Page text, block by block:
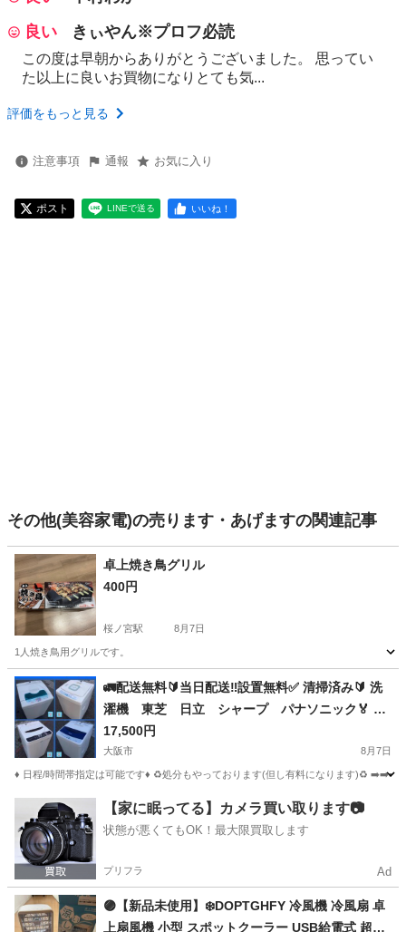
良い
きぃやん※プロフ必読
この度は早朝からありがとうございました。 思ってい
た以上に良いお買物になりとても気...
評価をもっと見る
注意事項 通報 お気に入り
ポスト LINEで送る いいね！
その他(美容家電)の売ります・あげますの関連記事
卓上焼き鳥グリル
400円
桜ノ宮駅 8月7日
1人焼き鳥用グリルです。
大阪 大阪市 桜ノ宮駅 キッチン家電
🚛配送無料🔰当日配送‼️設置無料✅ 清掃済み🔰 洗
濯機 東芝 日立 シャープ パナソニック🏅 冷
蔵庫 も出品🌟 京都 兵庫 大阪 和歌山 滋
賀 奈良 大阪
17,500円
大阪市 8月7日
♦️ 日程/時間帯指定は可能です♦️ ♻️処分もやっております(但し有料になります)♻️
大阪市 生活家電 兵庫 神戸市 生活家電 衣類
【家に眠ってる】カメラ買い取ります📷
状態が悪くてもOK！最大限買取します
プリフラ Ad
🟣【新品未使用】❄️DOPTGHFY 冷風機 冷風扇 卓
上扇風機 小型 スポットクーラー USB給電式 超音